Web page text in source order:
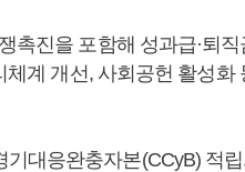
촉진을 포함해 성과급·퇴
계 개선, 사회공헌 활성화
대응완충자본(CCyB) 적